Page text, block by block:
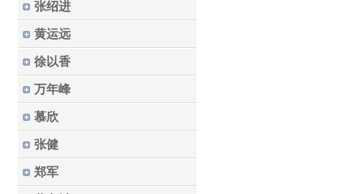
张绍进
黄运远
徐以香
万年峰
慕欣
张健
郑军